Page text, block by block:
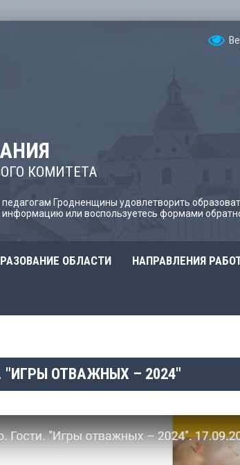
КОМИТЕТА
Гродненщины удовлетворить
или воспользуетесь формами
ОБЛАСТИ НАПРАВЛЕНИЯ
"ИГРЫ ОТВАЖНЫХ – 2024"